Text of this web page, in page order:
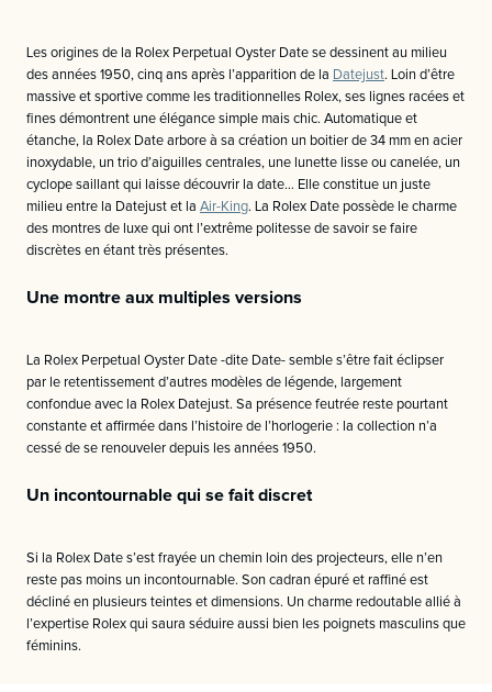
Les origines de la Rolex Perpetual Oyster Date se dessinent au milieu
des années 1950, cinq ans après l’apparition de la Datejust. Loin d’être
massive et sportive comme les traditionnelles Rolex, ses lignes racées et
fines démontrent une élégance simple mais chic. Automatique et
étanche, la Rolex Date arbore à sa création un boitier de 34 mm en acier
inoxydable, un trio d’aiguilles centrales, une lunette lisse ou canelée, un
cyclope saillant qui laisse découvrir la date… Elle constitue un juste
milieu entre la Datejust et la Air-King. La Rolex Date possède le charme
des montres de luxe qui ont l’extrême politesse de savoir se faire
discrètes en étant très présentes.
Une montre aux multiples versions
La Rolex Perpetual Oyster Date -dite Date- semble s’être fait éclipser
par le retentissement d’autres modèles de légende, largement
confondue avec la Rolex Datejust. Sa présence feutrée reste pourtant
constante et affirmée dans l’histoire de l’horlogerie : la collection n’a
cessé de se renouveler depuis les années 1950.
Un incontournable qui se fait discret
Si la Rolex Date s’est frayée un chemin loin des projecteurs, elle n’en
reste pas moins un incontournable. Son cadran épuré et raffiné est
décliné en plusieurs teintes et dimensions. Un charme redoutable allié à
l’expertise Rolex qui saura séduire aussi bien les poignets masculins que
féminins.